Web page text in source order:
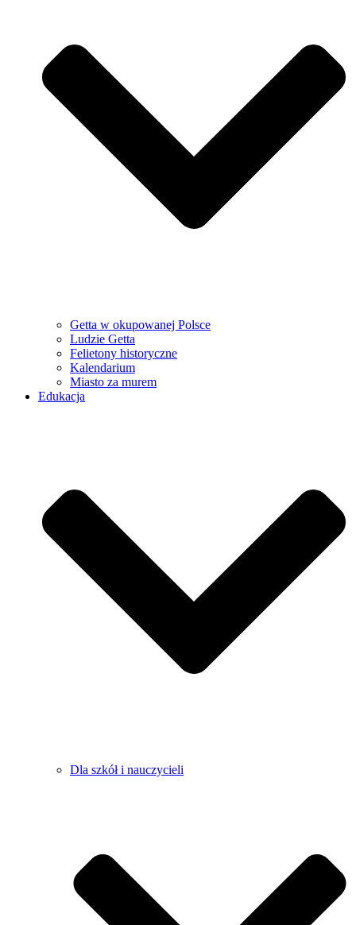
Getta w okupowanej Polsce
Ludzie Getta
Felietony historyczne
Kalendarium
Miasto za murem
Edukacja
Dla szkół i nauczycieli